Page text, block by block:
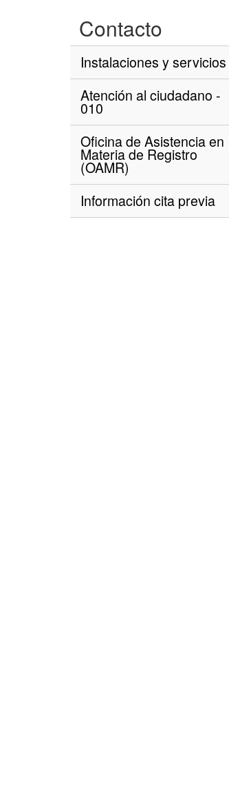
Contacto
Instalaciones y servicios
Atención al ciudadano -
010
Oficina de Asistencia en
Materia de Registro
(OAMR)
Información cita previa